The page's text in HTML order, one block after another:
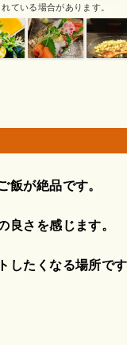
ている場合があります。
飯が絶品です。
良さを感じます。
したくなる場所です